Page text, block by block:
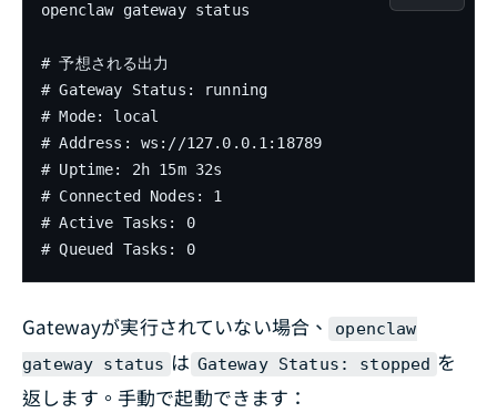
openclaw gateway status
# 予想される出力
# Gateway Status: running
# Mode: local
# Address: ws://127.0.0.1:18789
# Uptime: 2h 15m 32s
# Connected Nodes: 1
# Active Tasks: 0
# Queued Tasks: 0
Gatewayが実行されていない場合、
openclaw
gateway status は Gateway Status: stopped を
返します。手動で起動できます：